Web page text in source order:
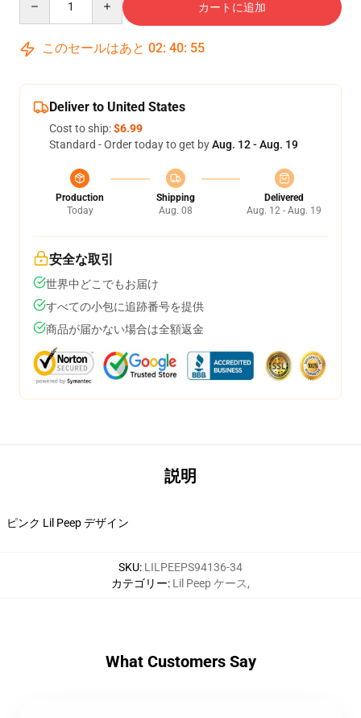
カートに追加
このセールはあと 02: 40: 54
Deliver to United States
Cost to ship:$6.99
Standard - Order today to get byAug. 12 - Aug. 19
Production
Today
Shipping
Aug. 08
Delivered
Aug. 12 - Aug. 19
安全な取引
世界中どこでもお届け
すべての小包に追跡番号を提供
商品が届かない場合は全額返金
説明
ピンク Lil Peep デザイン
SKU: LILPEEPS94136-34
カテゴリー: Lil Peep ケース,
What Customers Say